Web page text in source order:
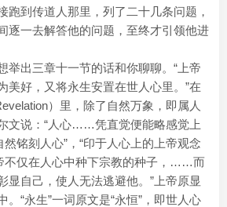
跑到传道人那里，列了二十几条问题，
逐一去解答他的问题，至终才引领他进
举出三章十一节的话和你聊聊。“上帝
美好，又将永生安置在世人心里。”在
）里，除了自然万象，即属人
文说：“人心……凭直觉便能略感觉上
铭刻人心”，“印于人心上的上帝观念
不仅在人心中种下宗教的种子，……而
显自己，使人无法逃避他。”上帝原显
。“永生”一词原文是“永恒”，即世人心